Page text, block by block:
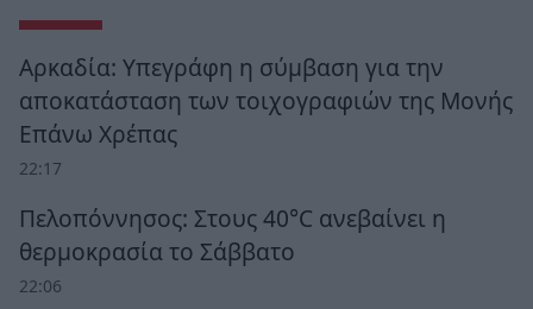
Αρκαδία: Υπεγράφη η σύμβαση για την
αποκατάσταση των τοιχογραφιών της Μονής
Επάνω Χρέπας
22:17
Πελοπόννησος: Στους 40°C ανεβαίνει η
θερμοκρασία το Σάββατο
22:06